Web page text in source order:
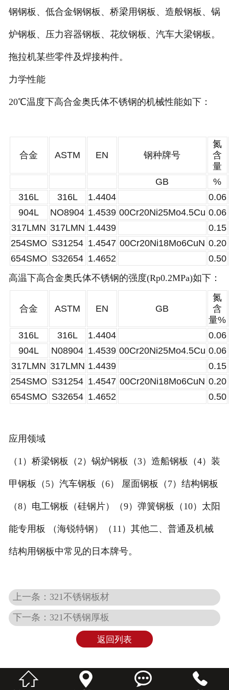
钢钢板、低合金钢钢板、桥梁用钢板、造般钢板、锅
炉钢板、压力容器钢板、花纹钢板、汽车大梁钢板。
拖拉机某些零件及焊接构件。
力学性能
20℃温度下高合金奥氏体不锈钢的机械性能如下：
合金 ASTM EN 钢种牌号
氮
含
量
GB
%
316L
316L 1.4404
0.06
904L
NO8904 1.4539 00Cr20Ni25Mo4.5Cu 0.06
317LMN 317LMN 1.4439
0.15
254SMO S31254 1.4547 00Cr20Ni18Mo6CuN 0.20
654SMO S32654 1.4652 0.50
高温下高合金奥氏体不锈钢的强度(Rp0.2MPa)如下：
合金 ASTM EN GB
氮
含
量%
316L
316L 1.4404
0.06
904L
N08904 1.4539 00Cr20Ni25Mo4.5Cu 0.06
317LMN 317LMN 1.4439
0.15
254SMO S31254 1.4547 00Cr20Ni18Mo6CuN 0.20
654SMO S32654 1.4652 0.50
应用领域
（1）桥梁钢板（2）锅炉钢板（3）造船钢板（4）装
甲钢板（5）汽车钢板（6） 屋面钢板（7）结构钢板
（8）电工钢板（硅钢片）（9）弹簧钢板（10）太阳
能专用板 （海锐特钢）（11）其他二、普通及机械
结构用钢板中常见的日本牌号。
上一条：321不锈钢板材
下一条：321不锈钢厚板
返回列表
   